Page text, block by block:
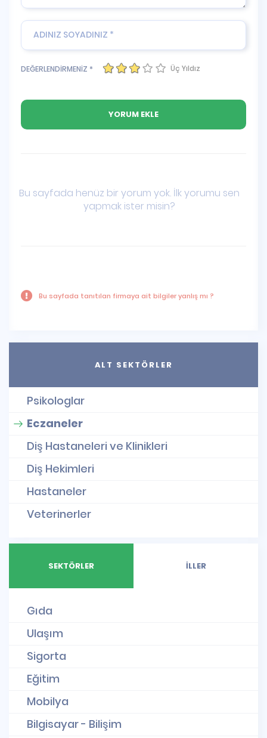
DEĞERLENDİRMENİZ * Üç Yıldız
Bu sayfada henüz bir yorum yok. İlk yorumu sen
yapmak ister misin?
Bu sayfada tanıtılan firmaya ait bilgiler yanlış mı ?
ALT SEKTÖRLER
Psikologlar
Eczaneler
Diş Hastaneleri ve Klinikleri
Diş Hekimleri
Hastaneler
Veterinerler
SEKTÖRLER İLLER
Gıda
Ulaşım
Sigorta
Eğitim
Mobilya
Bilgisayar - Bilişim